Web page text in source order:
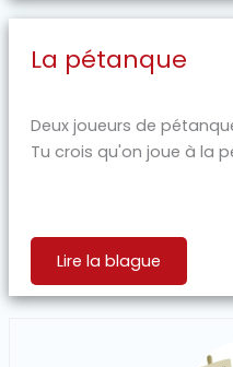
La pétanque
Deux joueurs de
Tu crois qu'on joue à la
Lire la blague